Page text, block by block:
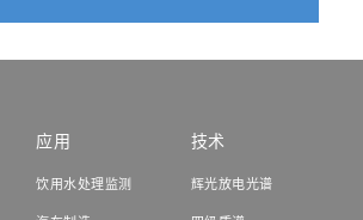
应用
饮用水处理监测
技术
辉光放电光谱